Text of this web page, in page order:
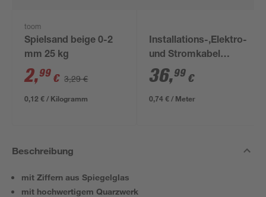
toom
Spielsand beige 0-2
mm 25 kg
2,99 € 3,29 €
0,12 € / Kilogramm
Installations-,Elektro-
und Stromkabel
NYM-J 3x1,5mm² 50
m
36,99 €
0,74 € / Meter
Beschreibung
mit Ziffern aus Spiegelglas
mit hochwertigem Quarzwerk